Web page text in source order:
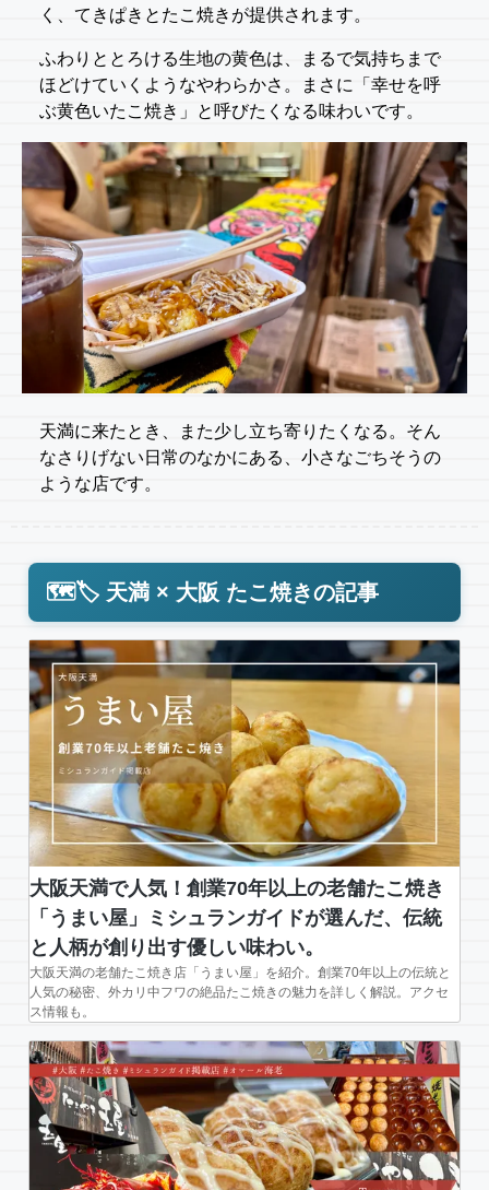
く、てきぱきとたこ焼きが提供されます。
ふわりととろける生地の黄色は、まるで気持ちまで
ほどけていくようなやわらかさ。まさに「幸せを呼
ぶ黄色いたこ焼き」と呼びたくなる味わいです。
天満に来たとき、また少し立ち寄りたくなる。そん
なさりげない日常のなかにある、小さなごちそうの
ような店です。
🗺️🏷️ 天満 × 大阪 たこ焼きの記事
大阪天満で人気！創業70年以上の老舗たこ焼き
「うまい屋」ミシュランガイドが選んだ、伝統
と人柄が創り出す優しい味わい。
大阪天満の老舗たこ焼き店「うまい屋」を紹介。創業70年以上の伝統と
人気の秘密、外カリ中フワの絶品たこ焼きの魅力を詳しく解説。アクセ
ス情報も。